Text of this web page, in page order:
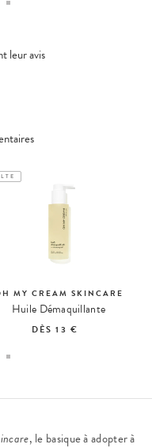
leur avis
MY CREAM SKINCARE
Huile Démaquillante
DÈS13 €
, le basique à adopter à